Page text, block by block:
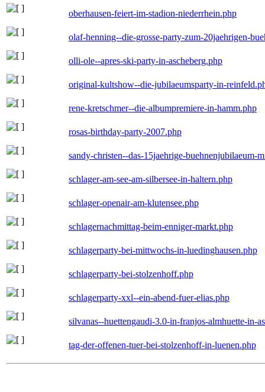
oberhausen-feiert-im-stadion-niederrhein.php
olaf-henning--die-grosse-party-zum-20jaehrigen-
olli-ole--apres-ski-party-in-ascheberg.php
original-kultshow--die-jubilaeumsparty-in-
rene-kretschmer--die-albumpremiere-in-hamm.php
rosas-birthday-party-2007.php
sandy-christen--das-15jaehrige-buehnenjubilaeum-
schlager-am-see-am-silbersee-in-haltern.php
schlager-openair-am-klutensee.php
schlagernachmittag-beim-enniger-markt.php
schlagerparty-bei-mittwochs-in-luedinghausen.php
schlagerparty-bei-stolzenhoff.php
schlagerparty-xxl--ein-abend-fuer-elias.php
silvanas--huettengaudi-3.0-in-franjos-almhuette-in-
tag-der-offenen-tuer-bei-stolzenhoff-in-luenen.php